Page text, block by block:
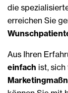
die
erreichen Sie
Aus Ihren
einfach ist,